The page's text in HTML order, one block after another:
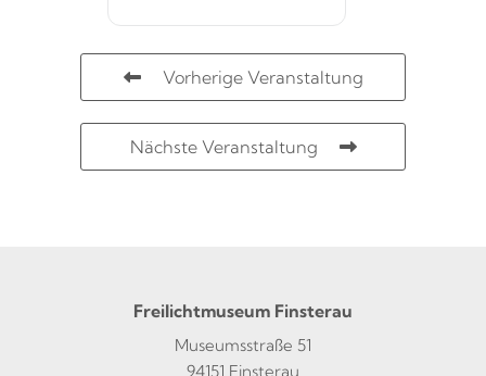
Vorherige Veranstaltung
Nächste Veranstaltung
Freilichtmuseum Finsterau
Museumsstraße 51
94151 Finsterau